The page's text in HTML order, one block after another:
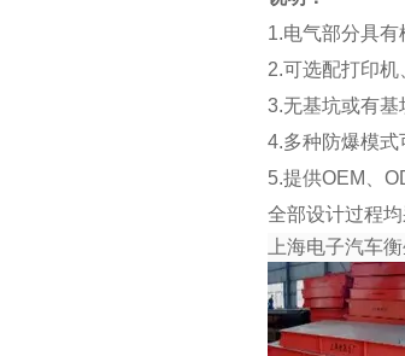
1.电气部分具
2.可选配打印机
3.无基坑或有
4.多种防爆模式
5.提供OEM、
全部设计过程
上海电子汽车